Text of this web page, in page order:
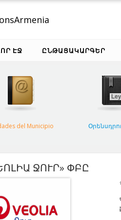
Armenia
ԷՋ ԸՆԹԱՑԱԿԱՐԳԵՐ
del Municipio
ՋՈՒՐ» ՓԲԸ